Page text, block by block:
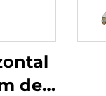
de